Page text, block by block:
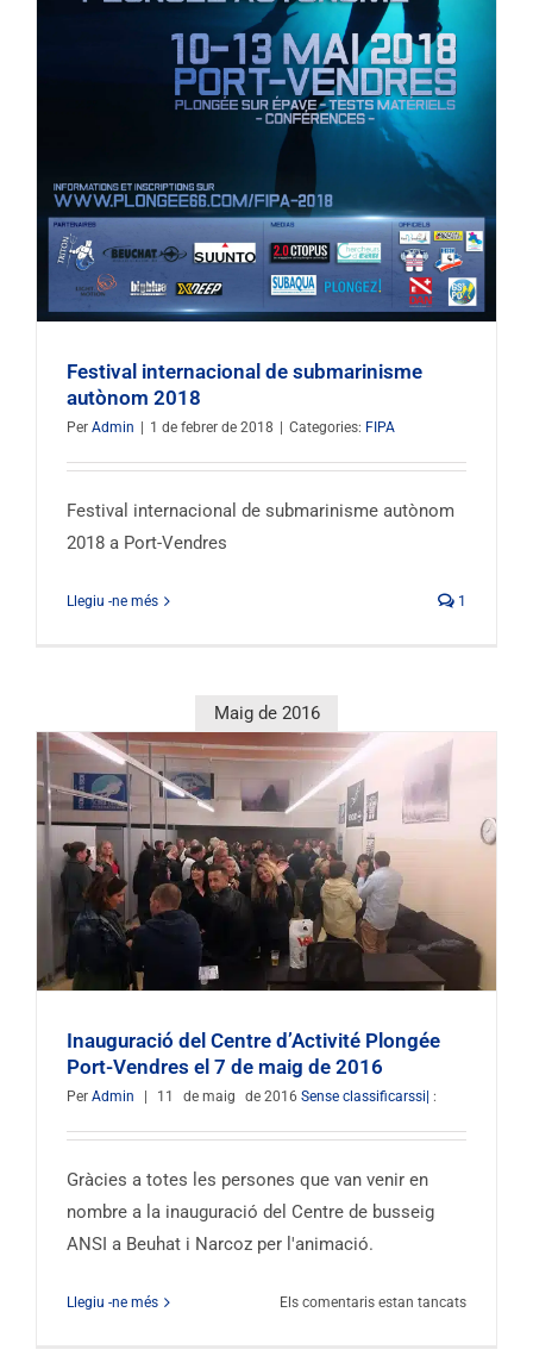
Festival internacional de submarinisme
autònom 2018
Per Admin | 1 de febrer de 2018 | Categories: FIPA
Festival internacional de submarinisme autònom
2018 a Port-Vendres
Llegiu -ne més 1
Maig de 2016
Inauguració del Centre d’Activité Plongée
Port-Vendres el 7 de maig de 2016
Per Admin 11 de maig de 2016 Sense classificarssi| :
Gràcies a totes les persones que van venir en
nombre a la inauguració del Centre de busseig
ANSI a Beuhat i Narcoz per l'animació.
Llegiu -ne més Els comentaris estan tancatssobre